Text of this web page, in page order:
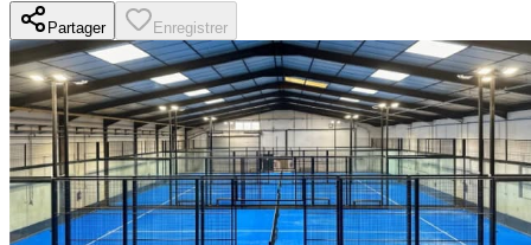
Partager Enregistrer